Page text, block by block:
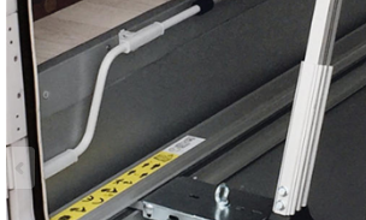
Occasioni
Ultimi inserimenti
Offerte del mese